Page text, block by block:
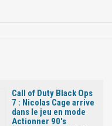
Call of Duty Black Ops
7 : Nicolas Cage arrive
dans le jeu en mode
Actionner 90's